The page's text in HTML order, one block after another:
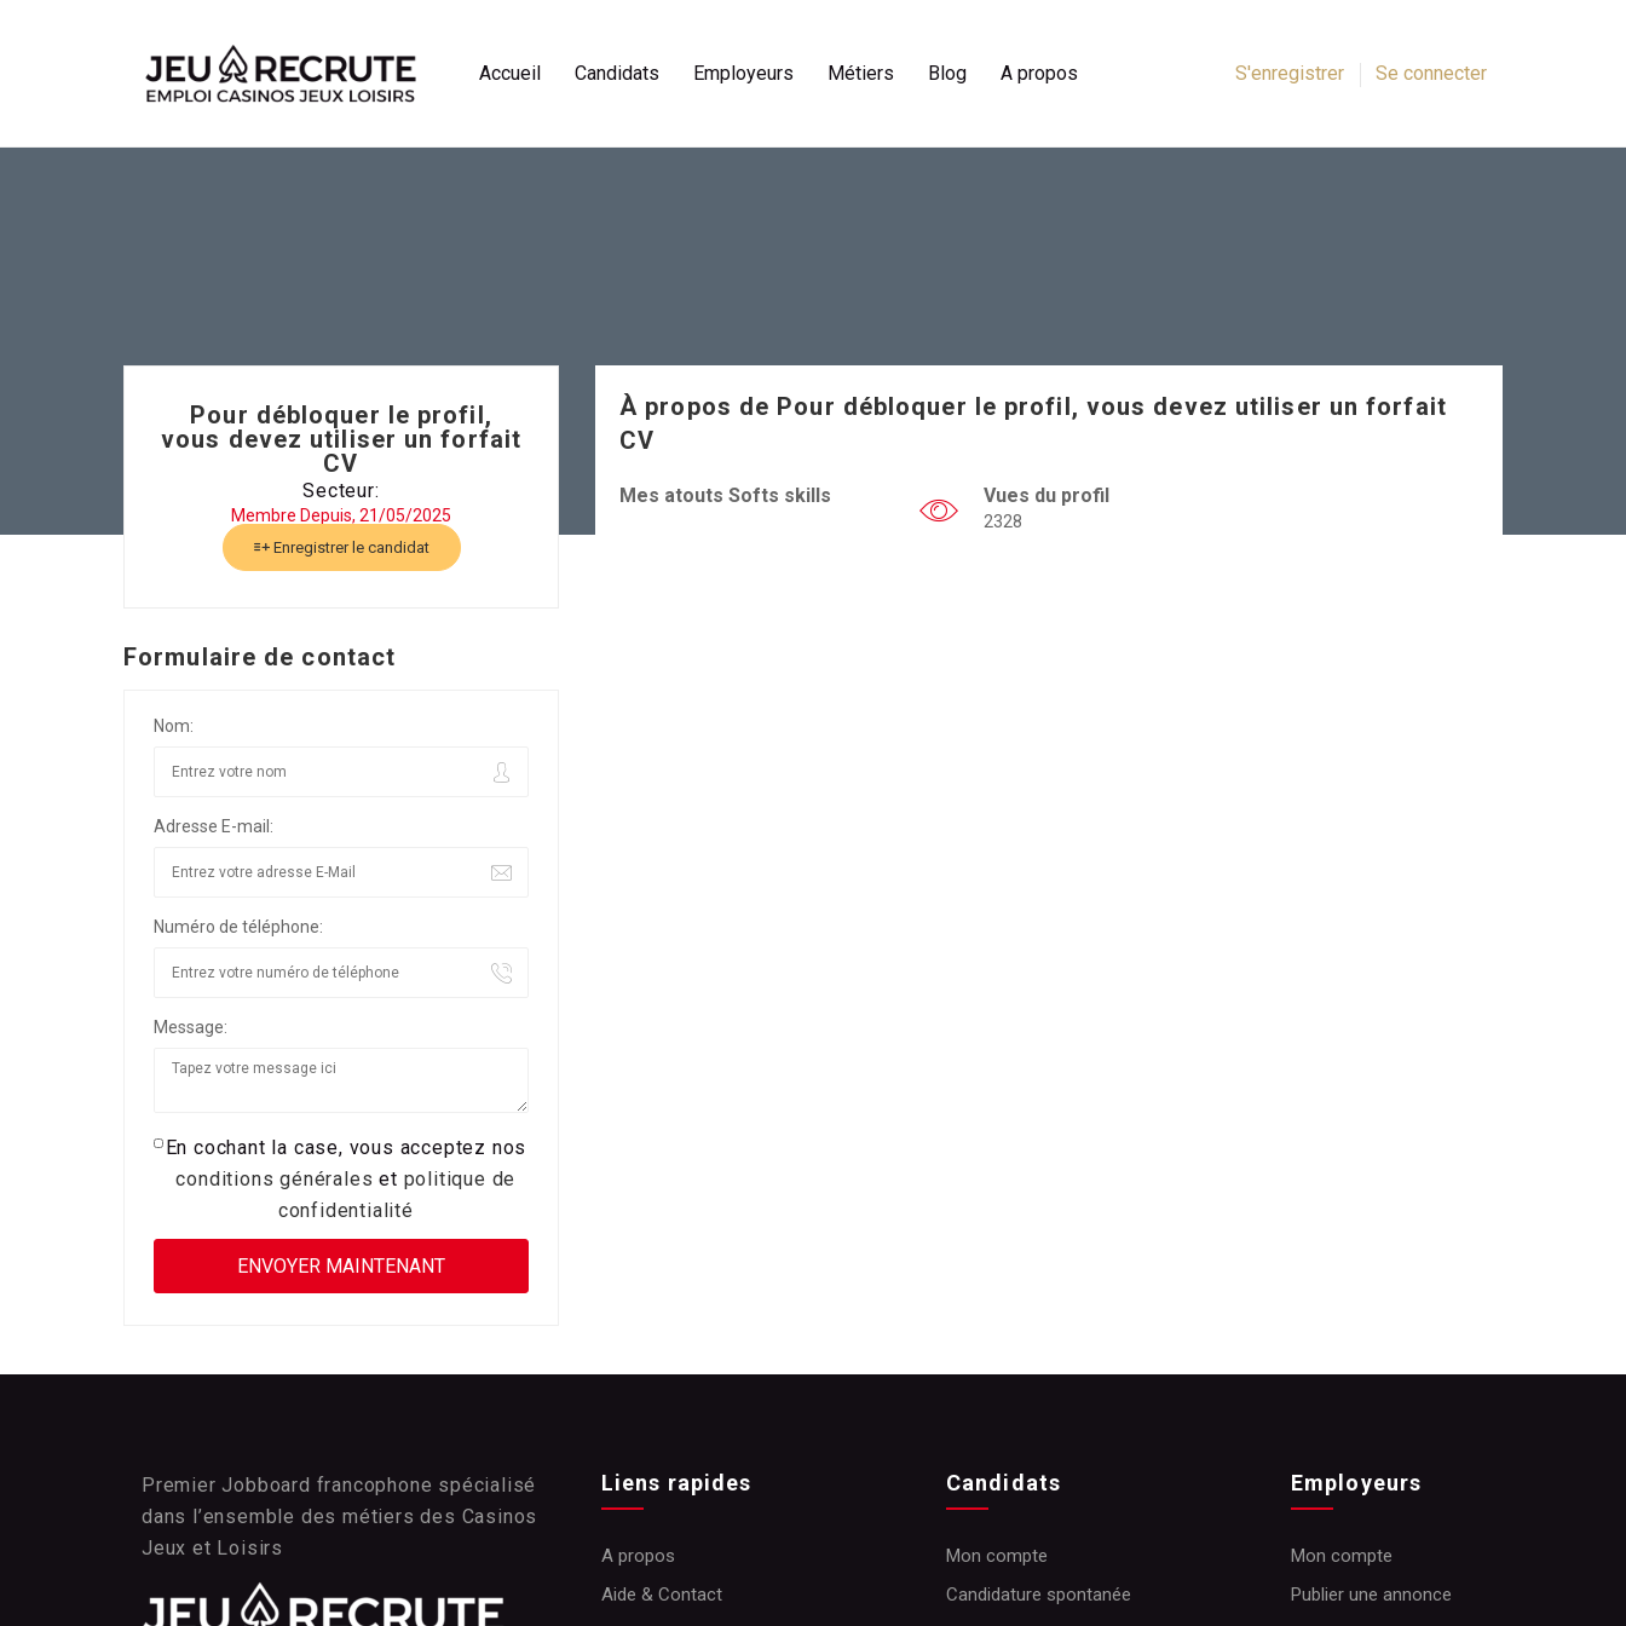
Accueil Candidats Employeurs Métiers Blog A propos S'enregistrer Se connecter
Pour débloquer le profil,
vous devez utiliser un forfait
CV
Secteur:
Membre Depuis, 21/05/2025
Enregistrer le candidat
Formulaire de contact
Nom:
Adresse E-mail:
Numéro de téléphone:
Message:
En cochant la case, vous acceptez nos
conditions générales et politique de
confidentialité
À propos de Pour débloquer le profil, vous devez utiliser un forfait
CV
Mes atouts Softs skills Vues du profil
2328
Premier Jobboard francophone spécialisé
dans l’ensemble des métiers des Casinos
Jeux et Loisirs
Liens rapides
A propos
Aide & Contact
Candidats
Mon compte
Candidature spontanée
Employeurs
Mon compte
Publier une annonce